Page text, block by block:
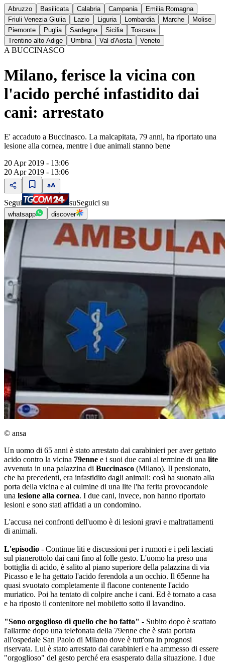
Abruzzo Basilicata Calabria Campania
Emilia Romagna
Friuli Venezia Giulia
Lazio Liguria Lombardia Marche
Molise
Piemonte
Puglia Sardegna Sicilia
Toscana
Trentino alto Adige
Umbria Val d'Aosta Veneto
A BUCCINASCO
Milano, ferisce la vicina con
l'acido perché infastidito dai
cani: arrestato
E' accaduto a Buccinasco. La malcapitata, 79 anni, ha riportato una
lesione alla cornea, mentre i due animali stanno bene
20 Apr 2019 - 13:06
20 Apr 2019 - 13:06
Segui suSeguici su
whatsapp discover
© ansa
Un uomo di 65 anni è stato arrestato dai carabinieri per aver gettato
acido contro la vicina 79enne e i suoi due cani al termine di una lite
avvenuta in una palazzina di Buccinasco (Milano). Il pensionato,
che ha precedenti, era infastidito dagli animali: così ha suonato alla
porta della vicina e al culmine di una lite l'ha ferita provocandole
una lesione alla cornea. I due cani, invece, non hanno riportato
lesioni e sono stati affidati a un condomino.
L'accusa nei confronti dell'uomo è di lesioni gravi e maltrattamenti
di animali.
L'episodio - Continue liti e discussioni per i rumori e i peli lasciati
sul pianerottolo dai cani fino al folle gesto. L'uomo ha preso una
bottiglia di acido, è salito al piano superiore della palazzina di via
Picasso e le ha gettato l'acido ferendola a un occhio. Il 65enne ha
quasi svuotato completamente il flacone contenente l'acido
muriatico. Poi ha tentato di colpire anche i cani. Ed è tornato a casa
e ha riposto il contenitore nel mobiletto sotto il lavandino.
"Sono orgoglioso di quello che ho fatto" - Subito dopo è scattato
l'allarme dopo una telefonata della 79enne che è stata portata
all'ospedale San Paolo di Milano dove è tutt'ora in prognosi
riservata. Lui è stato arrestato dai carabinieri e ha ammesso di essere
"orgoglioso" del gesto perché era esasperato dalla situazione. I due